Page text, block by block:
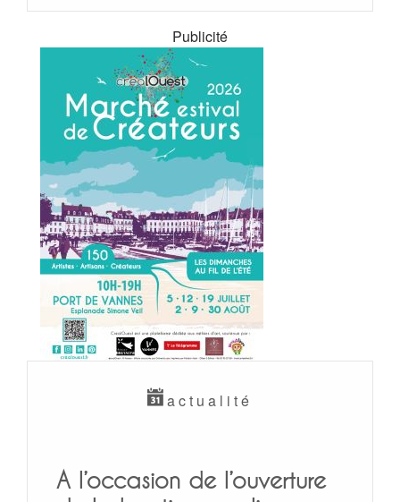
Publicité
actualité
A l’occasion de l’ouverture